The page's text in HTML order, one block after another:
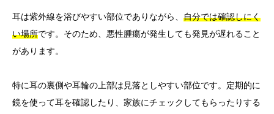
耳は紫外線を浴びやすい部位でありながら、 自分では確認しにく
い場所です。そのため、悪性腫瘍が発生しても発見が遅れること
があります。
特に耳の裏側や耳輪の上部は見落としやすい部位です。定期的に
鏡を使って耳を確認したり、家族にチェックしてもらったりする